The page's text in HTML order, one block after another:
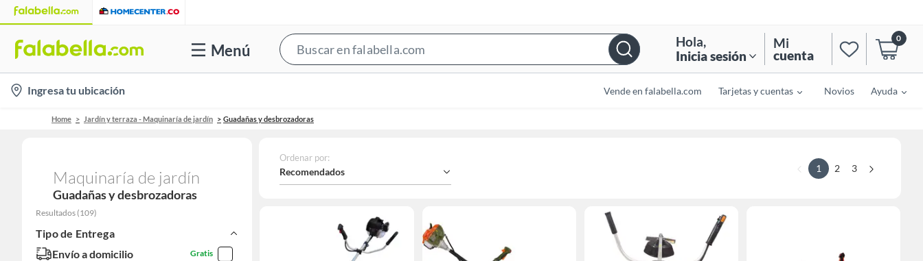
Menú
Bar
Hola,
Inicia sesión
Mi
cuenta
0
location-
icon
Ingresa tu ubicación Vende en falabella.com Tarjetas y cuentas Novios Ayuda
Home Jardín y terraza - Maquinaría de jardín Guadañas y desbrozadoras
Maquinaría de jardín
Guadañas y desbrozadoras
Resultados (109)
Tipo de Entrega
Envío a domicilio
Gratis
Ordenar por:
Recomendados 1 2 3